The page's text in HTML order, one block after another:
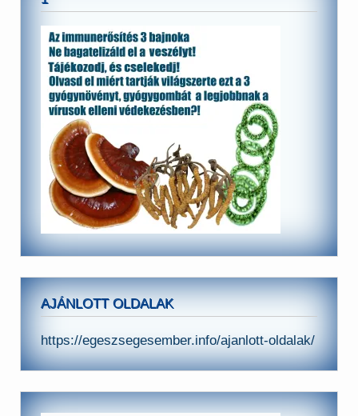
AJÁNLOTT OLDALAK
https://egeszsegesember.info/ajanlott-oldalak/